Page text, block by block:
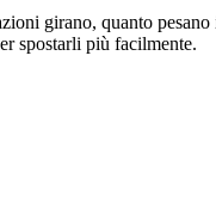
girano, quanto
spostarli più facilmente.